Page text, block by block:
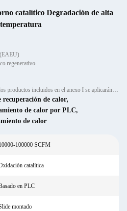
catalítico Degradación de alta
regenerativo
Condiciones de pago: Las tarifas de los productos incluidos en el anexo I se aplicarán a los productos incluidos en el an
de calor,
de calor por PLC,
de calor
100000 SCFM
catalítica
en PLC
montado